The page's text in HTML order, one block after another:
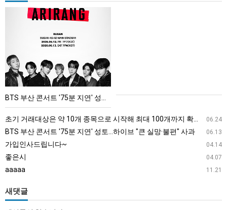
서
트
'75
분
연'
성
토…
브
"큰
BTS 부산 콘서트 '75분 지연' 성토…하이브 "큰 실망·불편" 사과
06.24
초기 거래대상은 약 10개 종목으로 시작해 최대 100개까지 확대할 방침이다. 구체적인 거래 대상 ETF는 아직 확정되지 않았지만, 시장 대표성이나 거래량을 고려해 선정할 계획이다.
06.13
BTS 부산 콘서트 '75분 지연' 성토…하이브 "큰 실망·불편" 사과
04.14
가입인사드립니다~
04.07
좋은시
11.21
aaaaa
새댓글